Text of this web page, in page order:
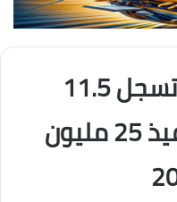
منصة مصر الرقمية تسجل 11.5
مليون مستخدم وتنفيذ 25 مليون